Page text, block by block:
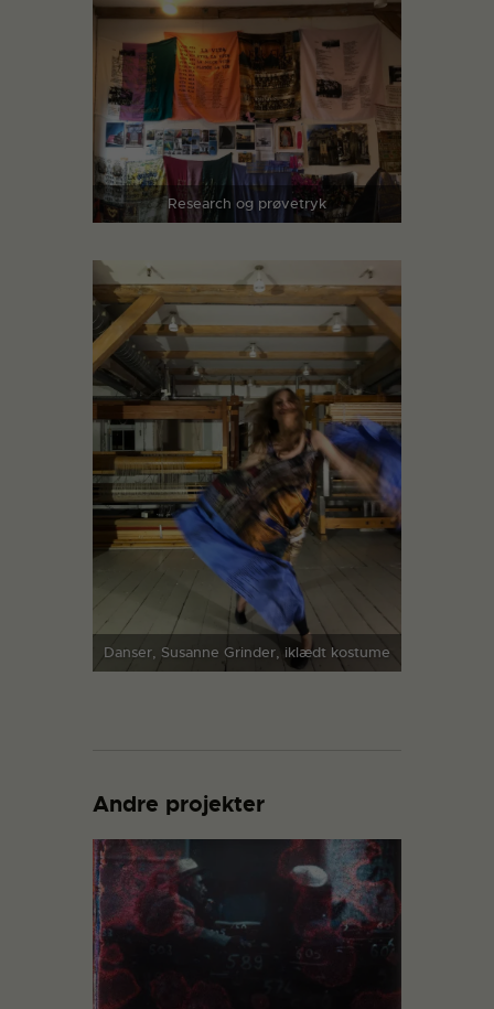
Research og prøvetryk
Danser, Susanne Grinder, iklædt kostume
Andre projekter